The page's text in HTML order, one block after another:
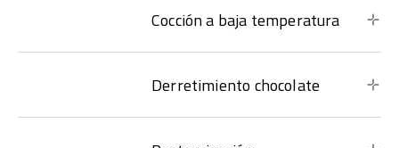
Cocción a baja temperatura
Derretimiento chocolate